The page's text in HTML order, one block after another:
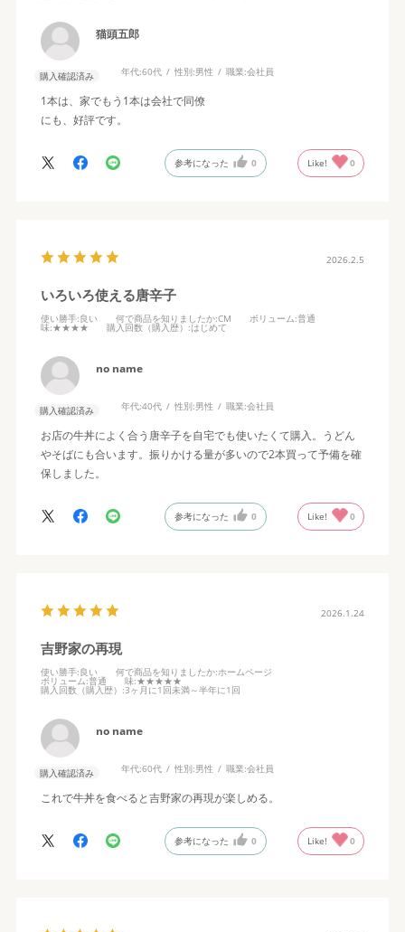
猫頭五郎
購入確認済み 年代:60代 性別:男性 職業:会社員
1本は、家でもう1本は会社で同僚
にも、好評です。
参考になった 0 Like! 0
2026.2.5
いろいろ使える唐辛子
使い勝手:良い 何で商品を知りましたか:CM ボリューム:普通
味:★★★★ 購入回数（購入歴） :はじめて
no name
購入確認済み 年代:40代 性別:男性 職業:会社員
お店の牛丼によく合う唐辛子を自宅でも使いたくて購入。うどん
やそばにも合います。振りかける量が多いので2本買って予備を確
保しました。
参考になった 0 Like! 0
2026.1.24
吉野家の再現
使い勝手:良い 何で商品を知りましたか:ホームページ
ボリューム:普通 味:★★★★★
購入回数（購入歴） :3ヶ月に1回未満～半年に1回
no name
購入確認済み 年代:60代 性別:男性 職業:会社員
これで牛丼を食べると吉野家の再現が楽しめる。
参考になった 0 Like! 0